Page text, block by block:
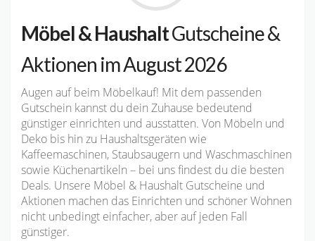
Möbel & HaushaltGutscheine &
Aktionen im August 2026
Augen auf beim Möbelkauf! Mit dem passenden
Gutschein kannst du dein Zuhause bedeutend
günstiger einrichten und ausstatten. Von Möbeln und
Deko bis hin zu Haushaltsgeräten wie
Kaffeemaschinen, Staubsaugern und Waschmaschinen
sowie Küchenartikeln – bei uns findest du die besten
Deals. Unsere Möbel & Haushalt Gutscheine und
Aktionen machen das Einrichten und schöner Wohnen
nicht unbedingt einfacher, aber auf jeden Fall
günstiger.